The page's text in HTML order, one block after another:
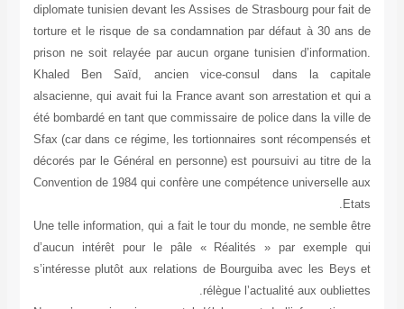
diplomate tunisien devant les Assises de Strasbourg pour fait de
torture et le risque de sa condamnation par défaut à 30 ans de
prison ne soit relayée par aucun organe tunisien d’information.
Khaled Ben Saïd, ancien vice-consul dans la capitale
alsacienne, qui avait fui la France avant son arrestation et qui a
été bombardé en tant que commissaire de police dans la ville de
Sfax (car dans ce régime, les tortionnaires sont récompensés et
décorés par le Général en personne) est poursuivi au titre de la
Convention de 1984 qui confère une compétence universelle aux
Etats.
Une telle information, qui a fait le tour du monde, ne semble être
d’aucun intérêt pour le pâle « Réalités » par exemple qui
s’intéresse plutôt aux relations de Bourguiba avec les Beys et
rélègue l’actualité aux oubliettes.